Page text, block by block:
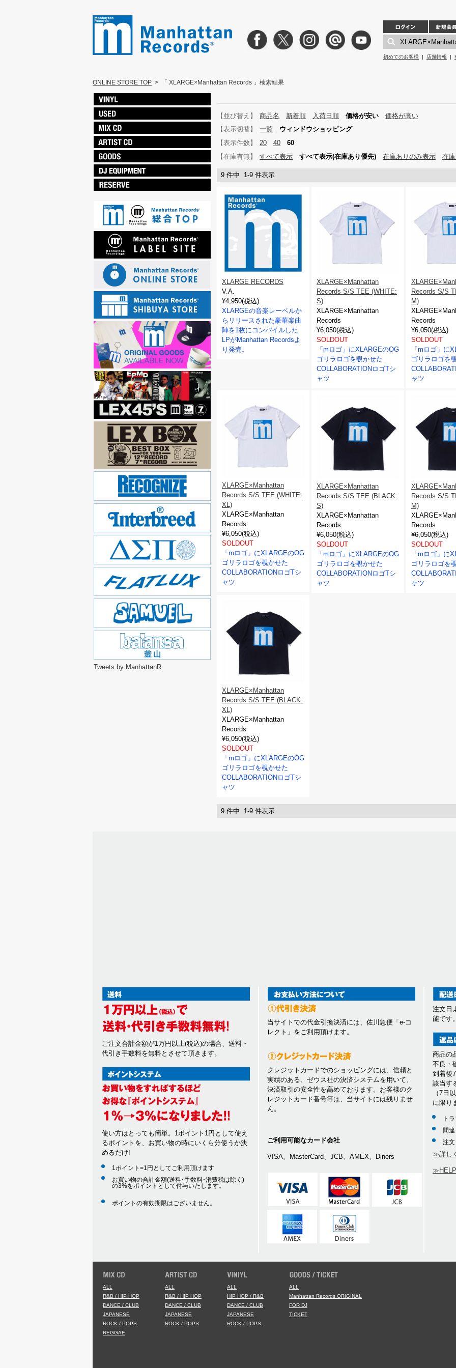
初めてのお客様 | 店舗情報 |
ONLINE STORE TOP > 「 XLARGE×Manhattan Records 」検索結果
Tweets by ManhattanR
【並び替え】 商品名 新着順 入荷日順 価格が安い
価格が高い
【表示切替】
一覧
ウィンドウショッピング
【表示件数】
20 40
60
【在庫有無】
すべて表示 すべて表示(在庫あり優先) 在庫ありのみ表示 在
9 件中 1-9 件表示
XLARGE RECORDS
V.A.
¥4,950(税込)
XLARGEの音楽レーベルか
らリリースされた豪華楽曲
陣を1枚にコンパイルした
LPがManhattan Recordsよ
り発売。
XLARGE×Manhattan
Records S/S TEE (WHITE:
S)
XLARGE×Manhattan
Records
¥6,050(税込)
SOLDOUT
「mロゴ」にXLARGEのOG
ゴリラロゴを覗かせた
COLLABORATIONロゴTシ
ャツ
Records S/S
M)
Records
¥6,050(税込)
SOLDOUT
「mロゴ」に
ゴリラロゴを
ャツ
XLARGE×Manhattan
Records S/S TEE (WHITE:
XL)
XLARGE×Manhattan
Records
¥6,050(税込)
SOLDOUT
「mロゴ」にXLARGEのOG
ゴリラロゴを覗かせた
COLLABORATIONロゴTシ
ャツ
XLARGE×Manhattan
Records S/S TEE (BLACK:
S)
XLARGE×Manhattan
Records
¥6,050(税込)
SOLDOUT
「mロゴ」にXLARGEのOG
ゴリラロゴを覗かせた
COLLABORATIONロゴTシ
ャツ
Records S/S
M)
Records
¥6,050(税込)
SOLDOUT
「mロゴ」に
ゴリラロゴを
ャツ
XLARGE×Manhattan
Records S/S TEE (BLACK:
XL)
XLARGE×Manhattan
Records
¥6,050(税込)
SOLDOUT
「mロゴ」にXLARGEのOG
ゴリラロゴを覗かせた
COLLABORATIONロゴTシ
ャツ
9 件中 1-9 件表示
ご注文合計金額が1万円以上(税込)の場合、送料・
代引き手数料を無料とさせて頂きます。
使い方はとっても簡単。1ポイント1円として使え
るポイントを、お買い物の時にいくら分使うか決
めるだけ!
1ポイント=1円としてご利用頂けます
お買い物の合計金額(送料･手数料･消費税は除く)
の3%をポイントとして付与いたします。
ポイントの有効期限はございません。
当サイトでの代金引換決済には、佐川急便「e-コ
レクト」をご利用頂けます。
クレジットカードでのショッピングには、信頼と
実績のある、ゼウス社の決済システムを用いて、
決済取引の安全性を高めております。お客様のク
レジットカード番号等は、当サイトには残りませ
ん。
ご利用可能なカード会社
VISA、MasterCard、JCB、AMEX、Diners
注文日
能です
商品の
不良・
到着後
該当す
（7日
に限り
ト
間
注文
≫詳し
ALL
R&B / HIP HOP
DANCE / CLUB
JAPANESE
ROCK / POPS
REGGAE
ALL
R&B / HIP HOP
DANCE / CLUB
JAPANESE
ROCK / POPS
ALL
HIP HOP / R&B
DANCE / CLUB
JAPANESE
ROCK / POPS
ALL
Manhattan Records ORIGINAL
FOR DJ
TICKET